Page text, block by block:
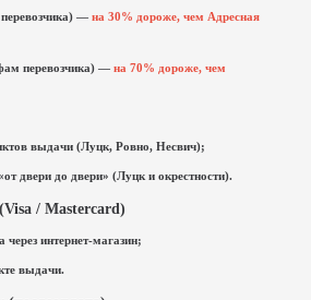
— на 30% дороже, чем Адресная
перевозчика) — на 70% дороже, чем
выдачи (Луцк, Ровно, Несвич);
двери до двери» (Луцк и окрестности).
/ Mastercard)
интернет-магазин;
выдачи.